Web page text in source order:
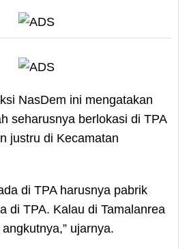
NasDem ini mengatakan
seharusnya berlokasi di TPA
justru di Kecamatan
di TPA harusnya pabrik
di TPA. Kalau di Tamalanrea
ujarnya.